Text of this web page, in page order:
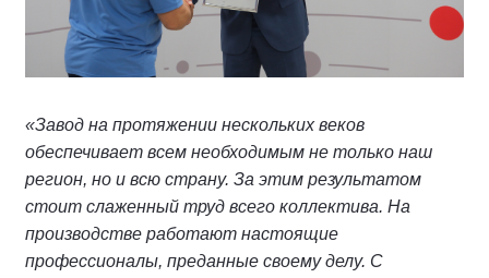
«Завод на протяжении нескольких веков
обеспечивает всем необходимым не только наш
регион, но и всю страну. За этим результатом
стоит слаженный труд всего коллектива. На
производстве работают настоящие
профессионалы, преданные своему делу. С